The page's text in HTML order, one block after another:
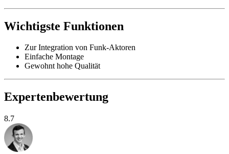
Wichtigste Funktionen
Zur Integration von Funk-Aktoren
Einfache Montage
Gewohnt hohe Qualität
Expertenbewertung
8.7